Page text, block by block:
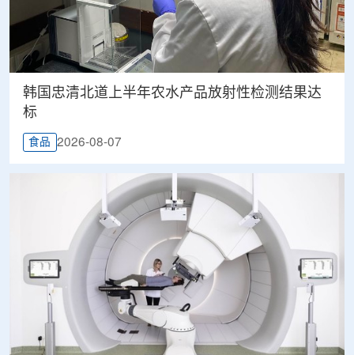
韩国忠清北道上半年农水产品放射性检测结果达
标
食品 2026-08-07